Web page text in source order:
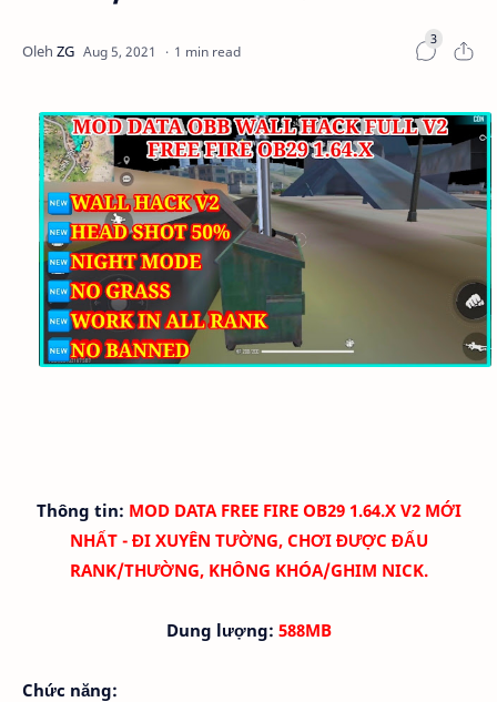
1 min read
Thông tin: MOD DATA FREE FIRE OB29 1.64.X V2 MỚI
NHẤT - ĐI XUYÊN TƯỜNG, CHƠI ĐƯỢC ĐẤU
RANK/THƯỜNG, KHÔNG KHÓA/GHIM NICK.
Dung lượng: 588MB
Chức năng: